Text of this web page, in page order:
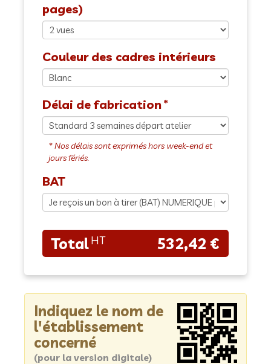
pages)
Couleur des cadres intérieurs
Délai de fabrication
BAT
532,42 €
Indiquez le nom de
l'établissement
concerné
(pour la version digitale)